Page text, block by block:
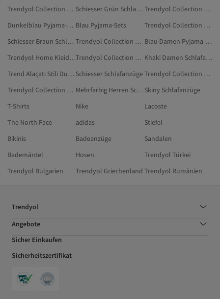
Trendyol Collection Mehrfarbig Pyjama-Sets
Schiesser Grün Schlafanzüge
Trendyol Collection Damen Hausbekleidung
Dunkelblau Pyjama-Sets Blau Pyjama-Sets
Trendyol Collection Dunkelblau Unterwäsche & Nachtwäsche
Schiesser Braun Schlafanzüge
Trendyol Collection Unterwäsche & Nachtwäsche
Blau Damen Pyjama-Sets
Trendyol Home Kleidung
Trendyol Collection Dunkelblau Pyjamahosen
Khaki Damen Schlafanzüge
Trend Alaçatı Stili Dunkelblau Schlafanzüge Schiesser Schlafanzüge
Trendyol Collection Schwarz Pyjama-Sets
Trendyol Collection Herren Pyjama-Sets
Mehrfarbig Herren Schlafanzüge Skiny Schlafanzüge
T-Shirts
Nike
Lacoste
The North Face
adidas
Stiefel
Bikinis
Badeanzüge
Sandalen
Bademäntel
Hosen
Trendyol Türkei
Trendyol Bulgarien
Trendyol Griechenland Trendyol Rumänien
Trendyol
Angebote
Sicher Einkaufen
Sicherheitszertifikat